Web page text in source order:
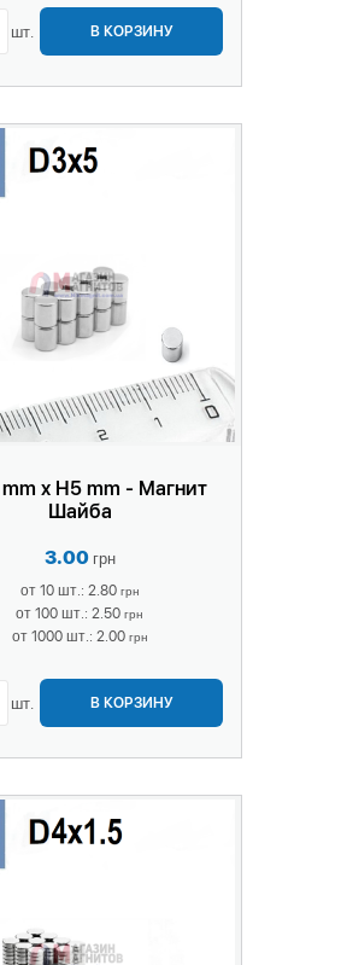
шт. В КОРЗИНУ
x H5 mm - Магнит
Шайба
3.00 грн
от 10 шт.: 2.80 грн
от 100 шт.: 2.50 грн
от 1000 шт.: 2.00 грн
шт. В КОРЗИНУ